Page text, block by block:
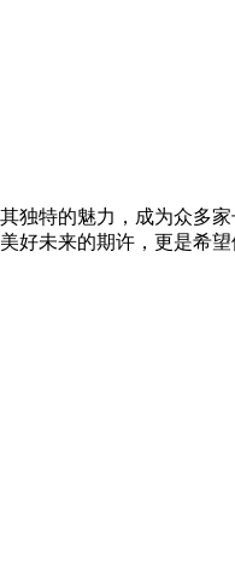
独特的魅力，成为众多
好未来的期许，更是希